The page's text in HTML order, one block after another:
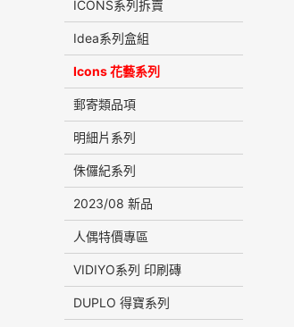
ICONS系列拆賣
Idea系列盒組
Icons 花藝系列
郵寄類品項
明細片系列
侏儸紀系列
2023/08 新品
人偶特價專區
VIDIYO系列 印刷磚
DUPLO 得寶系列